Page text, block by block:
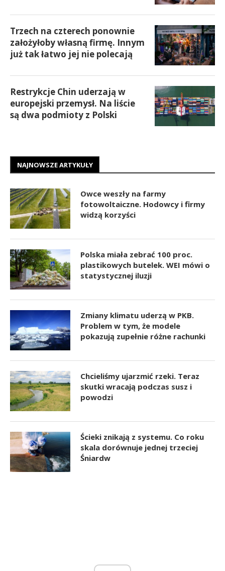
Trzech na czterech ponownie
założyłoby własną firmę. Innym
już tak łatwo jej nie polecają
Restrykcje Chin uderzają w
europejski przemysł. Na liście
są dwa podmioty z Polski
NAJNOWSZE ARTYKUŁY
Owce weszły na farmy
fotowoltaiczne. Hodowcy i firmy
widzą korzyści
Polska miała zebrać 100 proc.
plastikowych butelek. WEI mówi o
statystycznej iluzji
Zmiany klimatu uderzą w PKB.
Problem w tym, że modele
pokazują zupełnie różne rachunki
Chcieliśmy ujarzmić rzeki. Teraz
skutki wracają podczas susz i
powodzi
Ścieki znikają z systemu. Co roku
skala dorównuje jednej trzeciej
Śniardw